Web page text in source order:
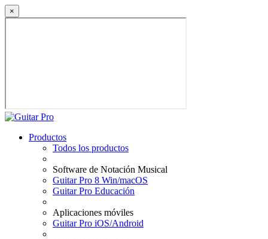
×
Productos
Todos los productos
Software de Notación Musical
Guitar Pro 8 Win/macOS
Guitar Pro Educación
Aplicaciones móviles
Guitar Pro iOS/Android